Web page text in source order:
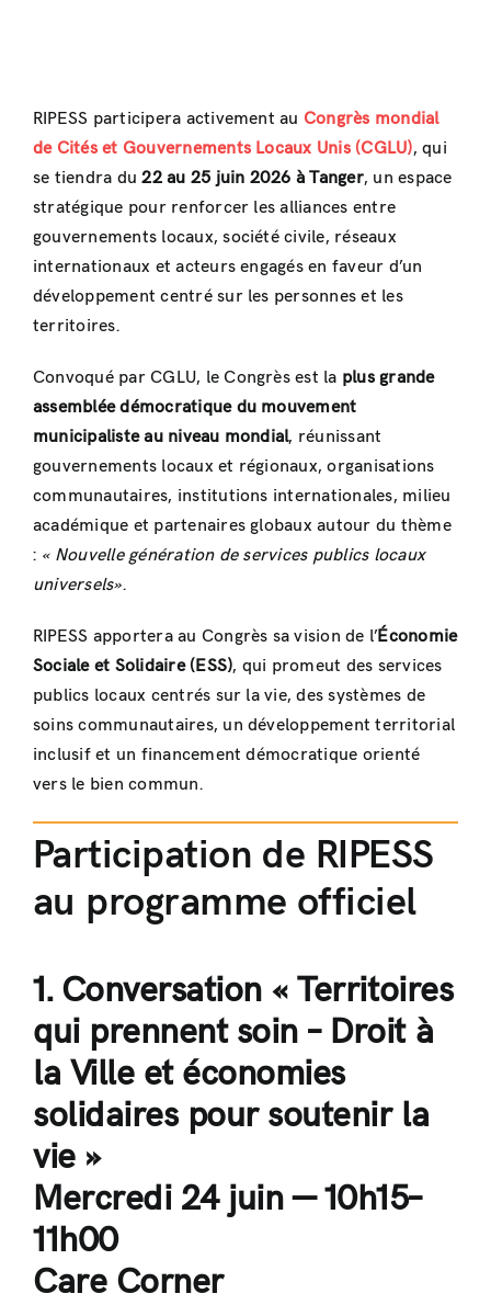
RIPESS participera activement au Congrès mondial
de Cités et Gouvernements Locaux Unis (CGLU), qui
se tiendra du22 au 25 juin 2026 à Tanger, un espace
stratégique pour renforcer les alliances entre
gouvernements locaux, société civile, réseaux
internationaux et acteurs engagés en faveur d’un
développement centré sur les personnes et les
territoires.
Convoqué par CGLU, le Congrès est la plus grande
assemblée démocratique du mouvement
municipaliste au niveau mondial, réunissant
gouvernements locaux et régionaux, organisations
communautaires, institutions internationales, milieu
académique et partenaires globaux autour du thème
: « Nouvelle génération de services publics locaux
universels».
RIPESS apportera au Congrès sa vision de l’Économie
Sociale et Solidaire (ESS), qui promeut des services
publics locaux centrés sur la vie, des systèmes de
soins communautaires, un développement territorial
inclusif et un financement démocratique orienté
vers le bien commun.
Participation de RIPESS
au programme officiel
1. Conversation « Territoires
qui prennent soin – Droit à
la Ville et économies
solidaires pour soutenir la
vie »
Mercredi 24 juin — 10h15–
11h00
Care Corner